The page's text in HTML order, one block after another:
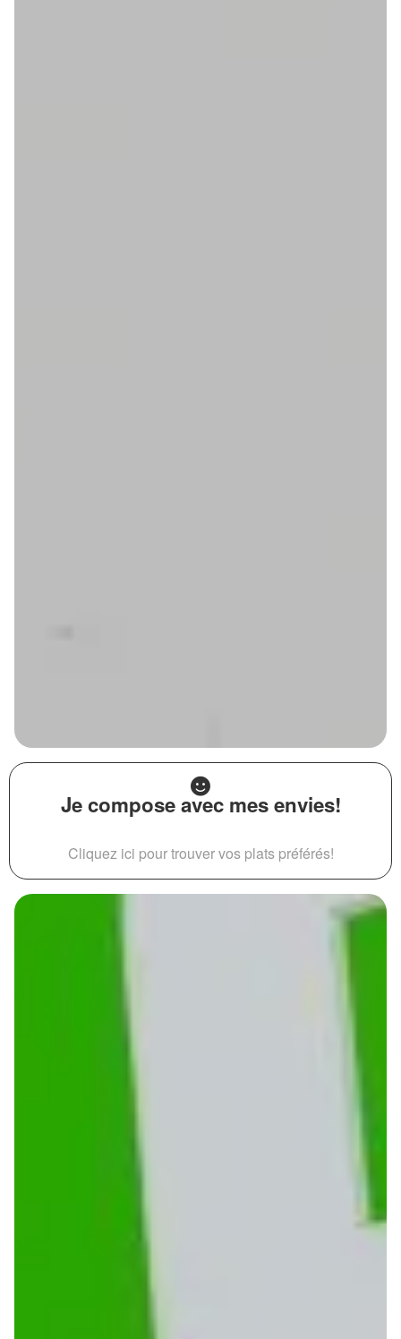
Je compose avec mes envies!
Cliquez ici pour trouver vos plats préférés!